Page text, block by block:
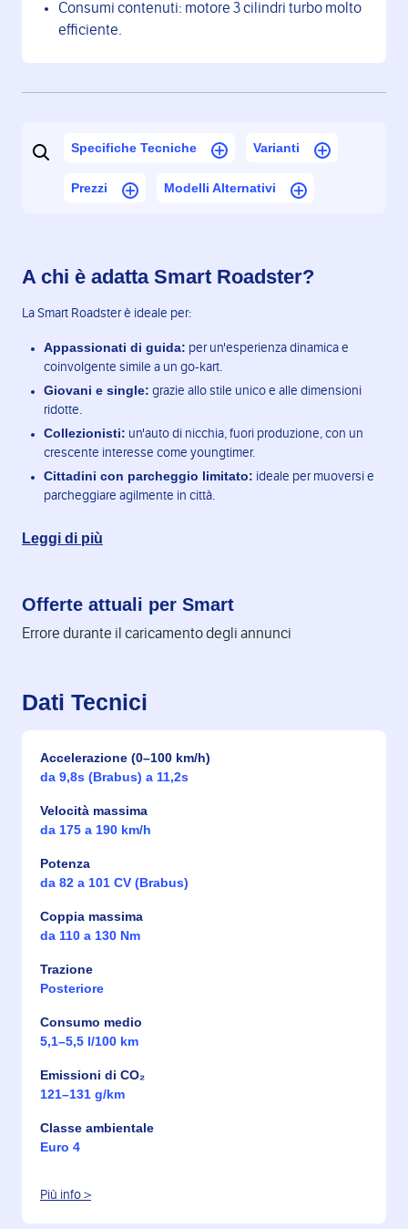
Consumi contenuti: motore 3 cilindri turbo molto
efficiente.
Specifiche Tecniche Varianti
Prezzi Modelli Alternativi
A chi è adatta Smart Roadster?
La Smart Roadster è ideale per:
Appassionati di guida: per un'esperienza dinamica e
coinvolgente simile a un go-kart.
Giovani e single: grazie allo stile unico e alle dimensioni
ridotte.
Collezionisti: un'auto di nicchia, fuori produzione, con un
crescente interesse come youngtimer.
Cittadini con parcheggio limitato: ideale per muoversi e
parcheggiare agilmente in città.
Leggi di più
Offerte attuali per Smart
Errore durante il caricamento degli annunci
Dati Tecnici
Accelerazione (0–100 km/h)
da 9,8s (Brabus) a 11,2s
Velocità massima
da 175 a 190 km/h
Potenza
da 82 a 101 CV (Brabus)
Coppia massima
da 110 a 130 Nm
Trazione
Posteriore
Consumo medio
5,1–5,5 l/100 km
Emissioni di CO₂
121–131 g/km
Classe ambientale
Euro 4
Più info >